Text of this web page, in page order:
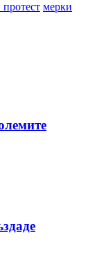
мерки